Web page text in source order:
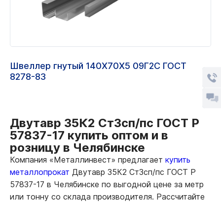
Швеллер гнутый 140Х70Х5 09Г2С ГОСТ
8278-83
Двутавр 35К2 Ст3сп/пс ГОСТ Р
57837-17 купить оптом и в
розницу в Челябинске
Компания «Металлинвест» предлагает купить
металлопрокат Двутавр 35К2 Ст3сп/пс ГОСТ Р
57837-17 в Челябинске по выгодной цене за метр
или тонну со склада производителя. Рассчитайте